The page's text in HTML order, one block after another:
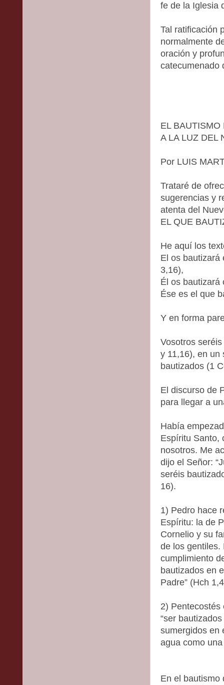
fe de la Iglesia
Tal ratificación
normalmente
oración y
catecumenado
EL BAUTISMO
A LA LUZ DEL
Por LUIS
Trataré de
sugerencias y
atenta del
EL QUE
He aquí los
El os bautizará
3,16),
Él os bautizará
Ése es el que
Y en forma
Vosotros
y 11,16), en un
bautizados (1
El discurso de
para llegar a
Había
Espíritu Santo,
nosotros. Me
dijo el Señor:
seréis
16).
1) Pedro hace
Espíritu: la de
Cornelio y su
de los gentiles.
cumplimiento
bautizados en
Padre” (Hch
2) Pentecostés
“ser
sumergidos en
agua como
En el bautismo